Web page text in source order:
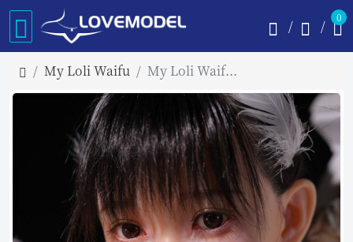
0
My Loli Waifu My Loli Waifu 126cm 希咲 Kisa AAカップ TPE材質ボディ ロり系ダッチワイフ